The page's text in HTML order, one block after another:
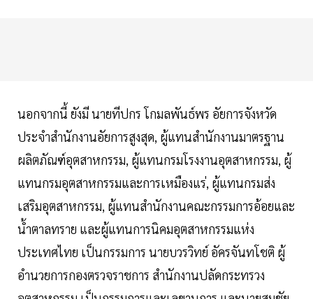
นอกจากนี้ ยังมี นายทีปกร โกมลพันธ์พร อัยการจังหวัด
ประจำสำนักงานอัยการสูงสุด, ผู้แทนสำนักงานมาตรฐาน
ผลิตภัณฑ์อุตสาหกรรม, ผู้แทนกรมโรงงานอุตสาหกรรม, ผู้
แทนกรมอุตสาหกรรมและการเหมืองแร่, ผู้แทนกรมส่ง
เสริมอุตสาหกรรม, ผู้แทนสำนักงานคณะกรรมการอ้อยและ
น้ำตาลทราย และผู้แทนการนิคมอุตสาหกรรมแห่ง
ประเทศไทย เป็นกรรมการ นายบวรวิทย์ อัครจันทโชติ ผู้
อำนวยการกองตรวจราชการ สำนักงานปลัดกระทรวง